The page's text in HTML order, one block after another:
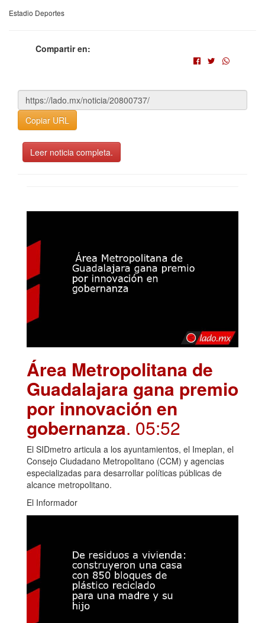
Estadio Deportes
Compartir en:
Copiar URL
Leer noticia completa.
Área Metropolitana de
Guadalajara gana premio
por innovación en
gobernanza. 05:52
El SIDmetro articula a los ayuntamientos, el Imeplan, el
Consejo Ciudadano Metropolitano (CCM) y agencias
especializadas para desarrollar políticas públicas de
alcance metropolitano.
El Informador